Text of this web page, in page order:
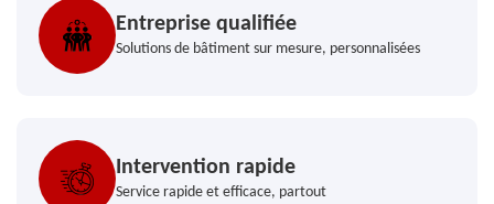
Entreprise qualifiée
Solutions de bâtiment sur mesure, personnalisées
Intervention rapide
Service rapide et efficace, partout